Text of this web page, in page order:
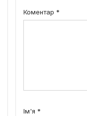
Коментар *
Ім'я *